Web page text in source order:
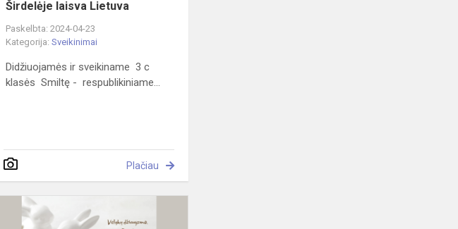
Širdelėje laisva Lietuva
Paskelbta: 2024-04-23
Kategorija:Sveikinimai
Didžiuojamės ir sveikiname 3 c
klasės Smiltę - respublikiniame...
Plačiau